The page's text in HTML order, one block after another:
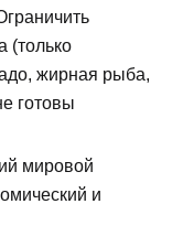
(только
жирная рыба,
готовы
мировой
и